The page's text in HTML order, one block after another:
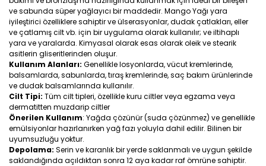
ve sabunda süper yağlayıcı bir maddedir. Mango Yağı yara
iyileştirici özelliklere sahiptir ve ülserasyonlar, dudak çatlakları, eller
ve çatlamış cilt vb. için bir uygulama olarak kullanılır; ve iltihaplı
yara ve yaralarda. Kimyasal olarak esas olarak oleik ve stearik
asitlerin gliseritlerinden oluşur.
Kullanım Alanları: Genellikle losyonlarda, vücut kremlerinde,
balsamlarda, sabunlarda, tıraş kremlerinde, saç bakım ürünlerinde
ve dudak balsamlarında kullanılır.
Cilt Tipi: Tüm cilt tipleri, özellikle kuru ciltler veya egzama veya
dermatitten muzdarip ciltler
Önerilen Kullanım: Yağda çözünür (suda çözünmez) ve genellikle
emülsiyonlar hazırlanırken yağ fazı yoluyla dahil edilir. Bilinen bir
uyumsuzluğu yoktur.
Depolama: Serin ve karanlık bir yerde saklanmalı ve uygun şekilde
saklandığında açıldıktan sonra 12 aya kadar raf ömrüne sahiptir.